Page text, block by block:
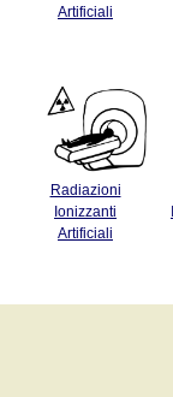
Artificiali
Radiazioni
Ionizzanti
Artificiali